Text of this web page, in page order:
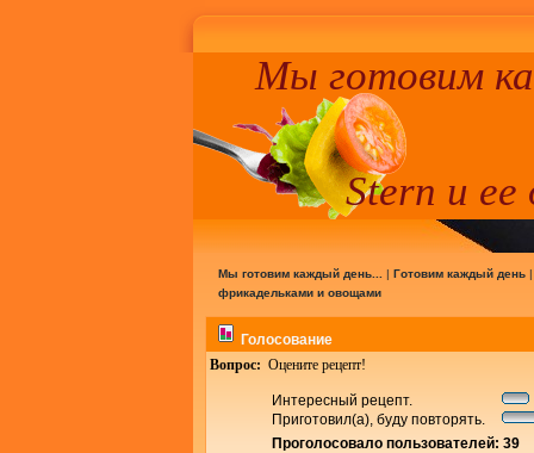
Мы готовим
Stern и ее
Мы готовим каждый день... | Готовим каждый день
фрикадельками и овощами
Голосование
Вопрос: Оцените рецепт!
Интересный рецепт.
Приготовил(а), буду повторять.
Проголосовало пользователей: 39